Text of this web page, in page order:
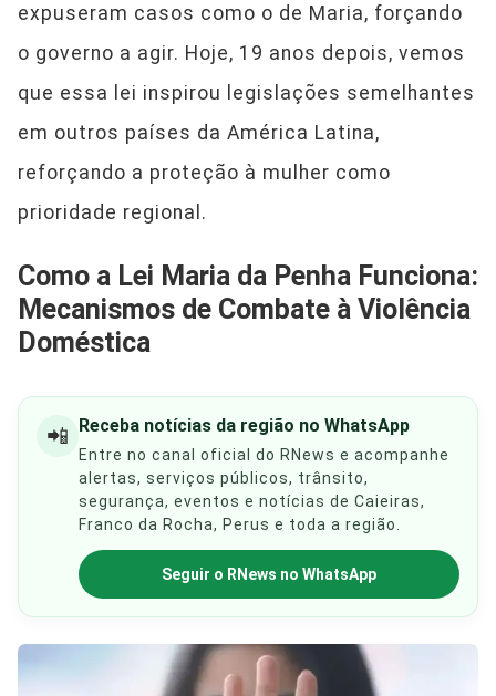
expuseram casos como o de Maria, forçando
o governo a agir. Hoje, 19 anos depois, vemos
que essa lei inspirou legislações semelhantes
em outros países da América Latina,
reforçando a proteção à mulher como
prioridade regional.
Como a Lei Maria da Penha Funciona:
Mecanismos de Combate à Violência
Doméstica
📲 Receba notícias da região no WhatsApp
Entre no canal oficial do RNews e acompanhe
alertas, serviços públicos, trânsito,
segurança, eventos e notícias de Caieiras,
Franco da Rocha, Perus e toda a região.
Seguir o RNews no WhatsApp